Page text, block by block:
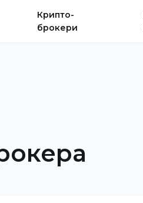
Крипто-
брокери